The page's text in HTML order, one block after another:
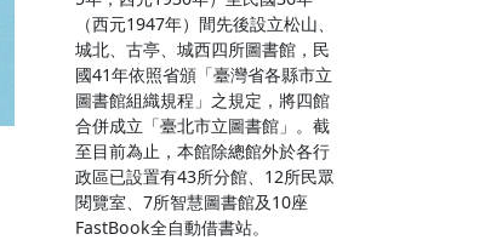
（西元1947年）間先後設立松山、
城北、古亭、城西四所圖書館，民
國41年依照省頒「臺灣省各縣市立
圖書館組織規程」之規定，將四館
合併成立「臺北市立圖書館」。截
至目前為止，本館除總館外於各行
政區已設置有43所分館、12所民眾
閱覽室、7所智慧圖書館及10座
FastBook全自動借書站。